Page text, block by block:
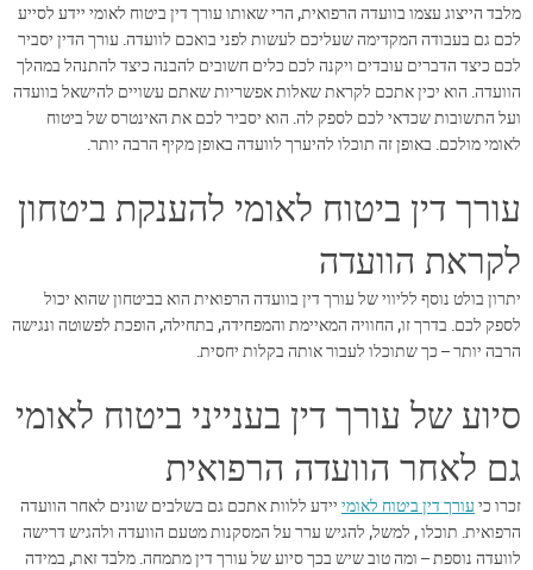
מלבד הייצוג עצמו בוועדה הרפואית, הרי שאותו עורך דין ביטוח לאומי יידע לסייע
לכם גם בעבודה המקדימה שעליכם לעשות לפני בואכם לוועדה. עורך הדין יסביר
לכם כיצד הדברים עובדים ויקנה לכם כלים חשובים להבנה כיצד להתנהל במהלך
הוועדה. הוא יכין אתכם לקראת שאלות אפשריות שאתם עשויים להישאל בוועדה
ועל התשובות שכדאי לכם לספק לה. הוא יסביר לכם את האינטרס של ביטוח
לאומי מולכם. באופן זה תוכלו להיערך לוועדה באופן מקיף הרבה יותר.
עורך דין ביטוח לאומי להענקת ביטחון
לקראת הוועדה
יתרון בולט נוסף לליווי של עורך דין בוועדה הרפואית הוא בביטחון שהוא יכול
לספק לכם. בדרך זו, החוויה המאיימת והמפחידה, בתחילה, הופכת לפשוטה ונגישה
הרבה יותר – כך שתוכלו לעבור אותה בקלות יחסית.
סיוע של עורך דין בענייני ביטוח לאומי
גם לאחר הוועדה הרפואית
זכרו כי עורך דין ביטוח לאומי יידע ללוות אתכם גם בשלבים שונים לאחר הוועדה
הרפואית. תוכלו , למשל, להגיש ערר על המסקנות מטעם הוועדה ולהגיש דרישה
לוועדה נוספת – ומה טוב שיש בכך סיוע של עורך דין מתמחה. מלבד זאת, במידה